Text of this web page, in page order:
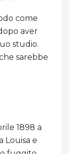
come
aver
studio.
sarebbe
1898 a
Louisa e